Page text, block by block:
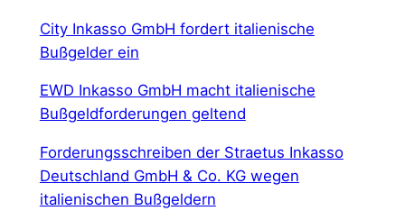
City Inkasso GmbH fordert italienische
Bußgelder ein
EWD Inkasso GmbH macht italienische
Bußgeldforderungen geltend
Forderungsschreiben der Straetus Inkasso
Deutschland GmbH & Co. KG wegen
italienischen Bußgeldern